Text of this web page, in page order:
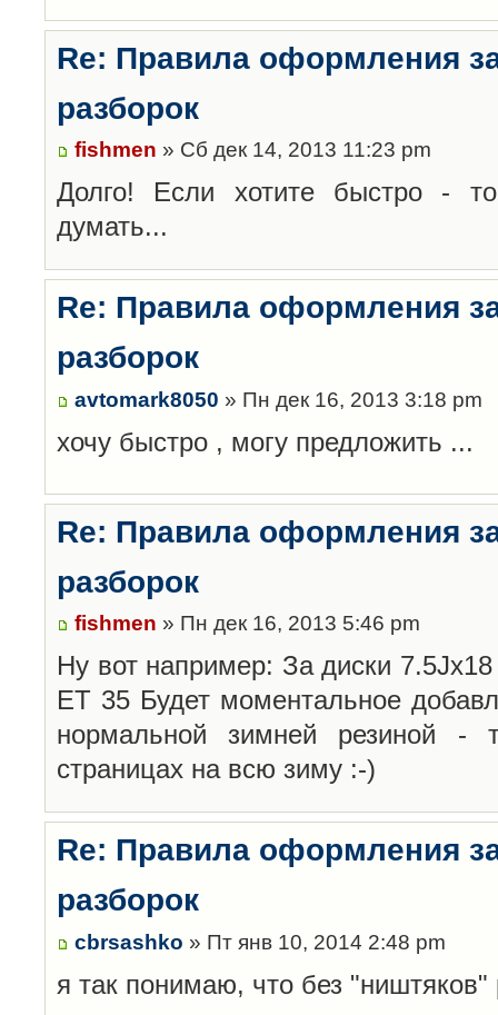
Re: Правила оформления
разборок
fishmen » Сб дек 14, 2013 11:23 pm
Долго! Если хотите быстро -
думать...
Re: Правила оформления
разборок
avtomark8050 » Пн дек 16, 2013 3:18 pm
хочу быстро , могу предложить ...
Re: Правила оформления
разборок
fishmen » Пн дек 16, 2013 5:46 pm
Ну вот например: За диски
ET 35 Будет моментальное
нормальной зимней резиной
страницах на всю зиму :-)
Re: Правила оформления
разборок
cbrsashko » Пт янв 10, 2014 2:48 pm
я так понимаю, что без "ништяков"